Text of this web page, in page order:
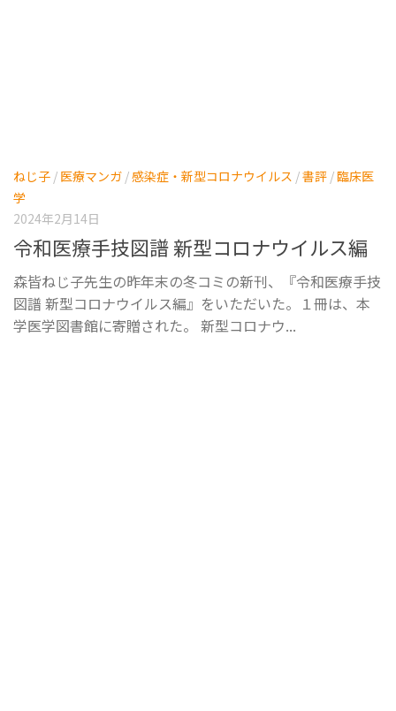
ねじ子 / 医療マンガ /感染症・新型コロナウイルス /書評 /臨床医
学
2024年2月14日
令和医療手技図譜 新型コロナウイルス編
森皆ねじ子先生の昨年末の冬コミの新刊、『令和医療手技
図譜 新型コロナウイルス編』をいただいた。１冊は、本
学医学図書館に寄贈された。 新型コロナウ...